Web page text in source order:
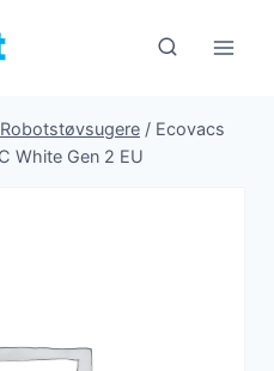
Robotstøvsugere / Ecovacs
White Gen 2 EU